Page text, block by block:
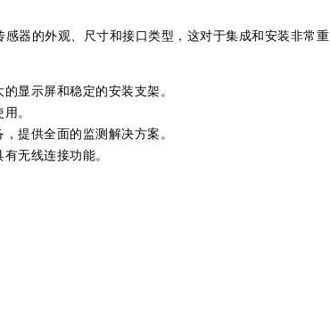
器的外观、尺寸和接口类型，这对于集成和安装非常重
显示屏和稳定的安装支架。
。
提供全面的监测解决方案。
无线连接功能。